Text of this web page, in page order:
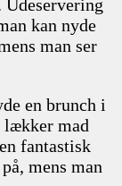
kan nyde
man ser
en brunch i
lækker mad
fantastisk
mens man